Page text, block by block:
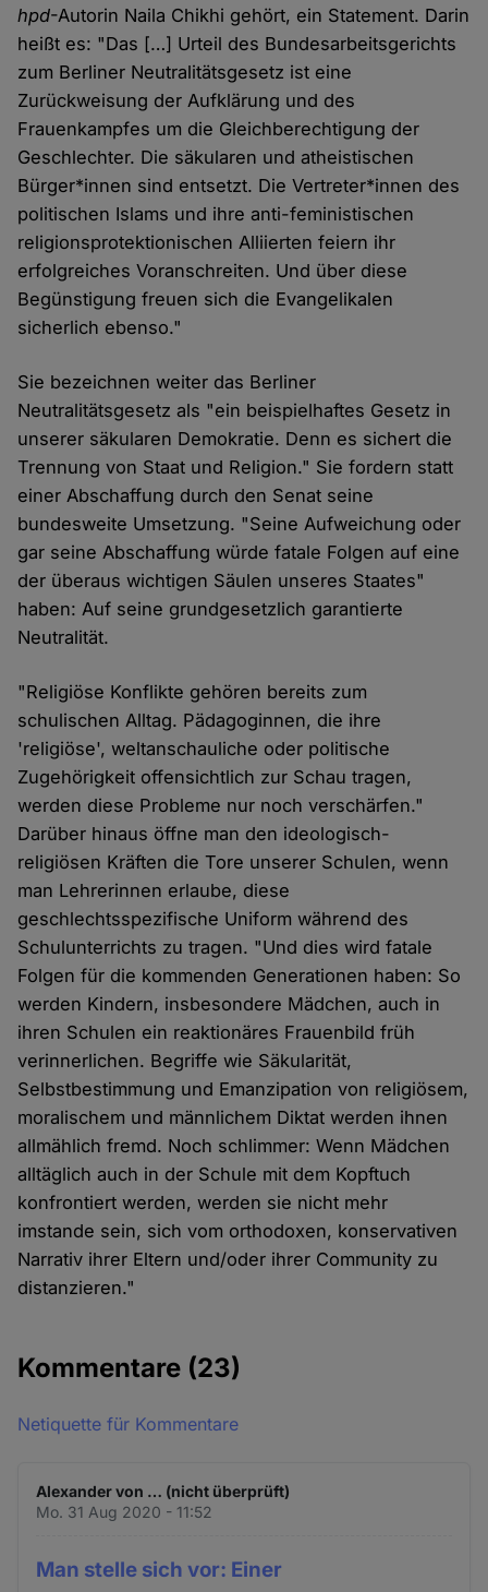
hpd-Autorin Naila Chikhi gehört, ein Statement. Darin
heißt es: "Das […] Urteil des Bundesarbeitsgerichts
zum Berliner Neutralitätsgesetz ist eine
Zurückweisung der Aufklärung und des
Frauenkampfes um die Gleichberechtigung der
Geschlechter. Die säkularen und atheistischen
Bürger*innen sind entsetzt. Die Vertreter*innen des
politischen Islams und ihre anti-feministischen
religionsprotektionischen Alliierten feiern ihr
erfolgreiches Voranschreiten. Und über diese
Begünstigung freuen sich die Evangelikalen
sicherlich ebenso."
Sie bezeichnen weiter das Berliner
Neutralitätsgesetz als "ein beispielhaftes Gesetz in
unserer säkularen Demokratie. Denn es sichert die
Trennung von Staat und Religion." Sie fordern statt
einer Abschaffung durch den Senat seine
bundesweite Umsetzung. "Seine Aufweichung oder
gar seine Abschaffung würde fatale Folgen auf eine
der überaus wichtigen Säulen unseres Staates"
haben: Auf seine grundgesetzlich garantierte
Neutralität.
"Religiöse Konflikte gehören bereits zum
schulischen Alltag. Pädagoginnen, die ihre
'religiöse', weltanschauliche oder politische
Zugehörigkeit offensichtlich zur Schau tragen,
werden diese Probleme nur noch verschärfen."
Darüber hinaus öffne man den ideologisch-
religiösen Kräften die Tore unserer Schulen, wenn
man Lehrerinnen erlaube, diese
geschlechtsspezifische Uniform während des
Schulunterrichts zu tragen. "Und dies wird fatale
Folgen für die kommenden Generationen haben: So
werden Kindern, insbesondere Mädchen, auch in
ihren Schulen ein reaktionäres Frauenbild früh
verinnerlichen. Begriffe wie Säkularität,
Selbstbestimmung und Emanzipation von religiösem,
moralischem und männlichem Diktat werden ihnen
allmählich fremd. Noch schlimmer: Wenn Mädchen
alltäglich auch in der Schule mit dem Kopftuch
konfrontiert werden, werden sie nicht mehr
imstande sein, sich vom orthodoxen, konservativen
Narrativ ihrer Eltern und/oder ihrer Community zu
distanzieren."
Kommentare (23)
Netiquette für Kommentare
Alexander von … (nicht überprüft)
Mo. 31 Aug 2020 - 11:52
Man stelle sich vor: Einer